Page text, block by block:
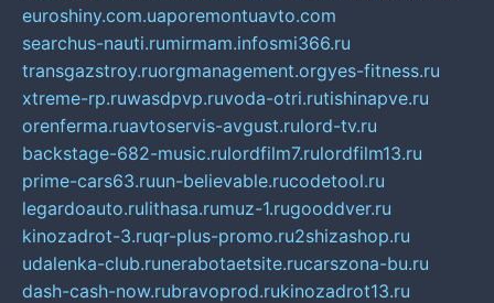
euroshiny.com.uaporemontuavto.com
searchus-nauti.rumirmam.infosmi366.ru
transgazstroy.ruorgmanagement.orgyes-fitness.ru
xtreme-rp.ruwasdpvp.ruvoda-otri.rutishinapve.ru
orenferma.ruavtoservis-avgust.rulord-tv.ru
backstage-682-music.rulordfilm7.rulordfilm13.ru
prime-cars63.ruun-believable.rucodetool.ru
legardoauto.rulithasa.rumuz-1.rugooddver.ru
kinozadrot-3.ruqr-plus-promo.ru2shizashop.ru
udalenka-club.runerabotaetsite.rucarszona-bu.ru
dash-cash-now.rubravoprod.rukinozadrot13.ru